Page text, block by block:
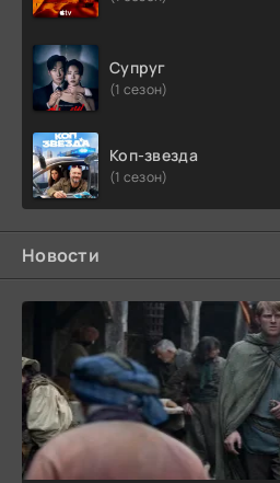
Супруг
(1 сезон)
Коп-звезда
(1 сезон)
Новости